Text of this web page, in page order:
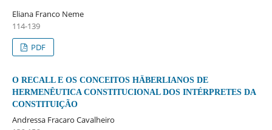
Eliana Franco Neme
114-139
PDF
O RECALL E OS CONCEITOS HÄBERLIANOS DE
HERMENÊUTICA CONSTITUCIONAL DOS INTÉRPRETES DA
CONSTITUIÇÃO
Andressa Fracaro Cavalheiro